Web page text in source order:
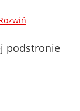
podstronie